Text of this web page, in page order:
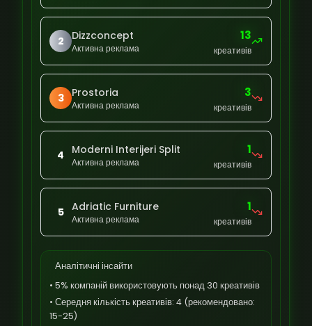
2 Dizzconcept
Активна реклама
13
креативів
3 Prostoria
Активна реклама
3
креативів
4 Moderni Interijeri Split
Активна реклама
1
креативів
5 Adriatic Furniture
Активна реклама
1
креативів
Аналітичні інсайти
• 5% компаній використовують понад 30 креативів
• Середня кількість креативів: 4 (рекомендовано:
15-25)